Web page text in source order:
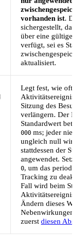
vorhanden ist.
sichergestellt,
über eine
verfügt, sei es
aktualisiert.
Legt fest, wie oft
Sitzung des
verlängern. Der
Standardwert
000 ms; jeder
ungleich null
stattdessen der
angewendet.
0, um das
Tracking zu
Fall wird beim
Aktivitätsereignis
Ändern dieses
zuerst diesen